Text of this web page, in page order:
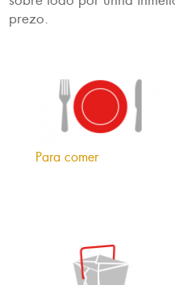
prezo.
Para comer